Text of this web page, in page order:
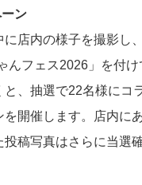
ン
に店内の様子を撮影し
んフェス2026」を付
と、抽選で22名様にコ
を開催します。店内に
稿写真はさらに当選